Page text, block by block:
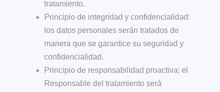
tratamiento.
Principio de integridad y confidencialidad:
los datos personales serán tratados de
manera que se garantice su seguridad y
confidencialidad.
Principio de responsabilidad proactiva: el
Responsable del tratamiento será